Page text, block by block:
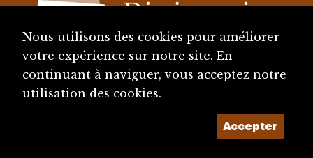
diju@diju.ch
Nous utilisons des cookies pour améliorer
votre expérience sur notre site. En
continuant à naviguer, vous acceptez notre
utilisation des cookies.
Accepter